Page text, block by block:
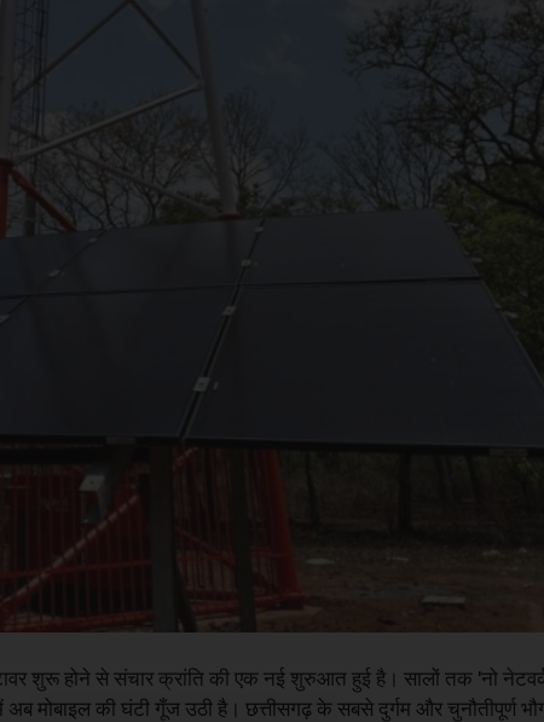
शुरू होने से संचार क्रांति की एक नई शुरुआत हुई है। सालों तक 'नो
मोबाइल की घंटी गूँज उठी है। छत्तीसगढ़ के सबसे दुर्गम और चुनौतीपूर्ण